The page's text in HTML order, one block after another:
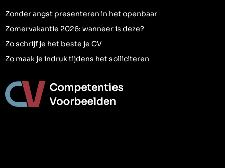
Zonder angst presenteren in het openbaar
Zomervakantie 2026: wanneer is deze?
Zo schrijf je het beste je CV
Zo maak je indruk tijdens het solliciteren